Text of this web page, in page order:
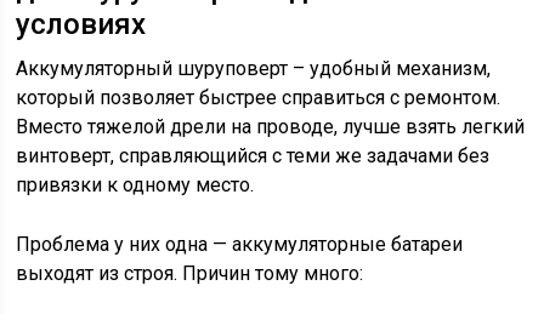
условиях
Аккумуляторный шуруповерт – удобный механизм,
который позволяет быстрее справиться с ремонтом.
Вместо тяжелой дрели на проводе, лучше взять легкий
винтоверт, справляющийся с теми же задачами без
привязки к одному место.
Проблема у них одна — аккумуляторные батареи
выходят из строя. Причин тому много: